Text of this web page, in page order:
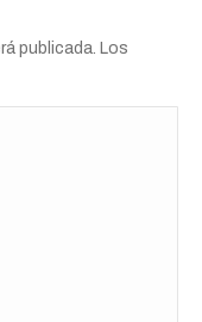
publicada. Los